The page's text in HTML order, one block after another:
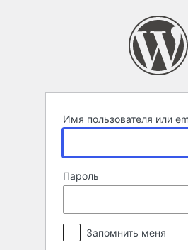
Имя пользователя или
Пароль
Запомнить меня